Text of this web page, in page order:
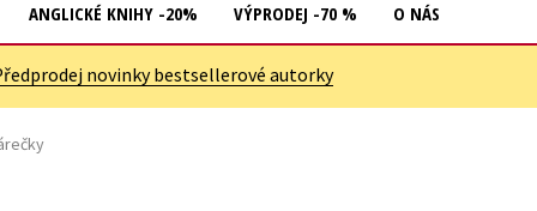
ANGLICKÉ KNIHY -20% VÝPRODEJ -70 % O NÁS
novinky bestsellerové autorky